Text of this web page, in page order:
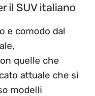
il SUV italiano
e comodo dal
quelle che
attuale che si
modelli